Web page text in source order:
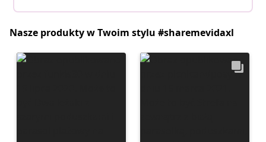
Nasze produkty w Twoim stylu #sharemevidaxl